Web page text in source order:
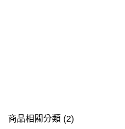
商品相關分類 (2)